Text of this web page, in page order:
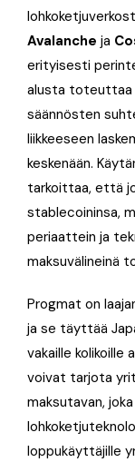
Avalanche ja
erityisesti
alusta toteuttaa
säännösten
liikkeeseen
keskenään.
tarkoittaa, että
stablecoininsa,
periaattein ja
maksuvälineinä
Progmat on
ja se täyttää
vakaille
voivat tarjota
maksutavan,
loppukäyttäjille